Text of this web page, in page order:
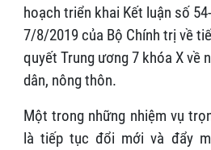
hoạch triển khai Kết luận số
7/8/2019 của Bộ Chính trị về
quyết Trung ương 7 khóa X về
dân, nông thôn.
Một trong những nhiệm vụ
là tiếp tục đổi mới và đẩy